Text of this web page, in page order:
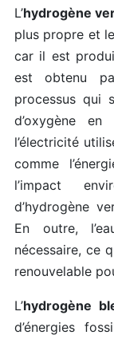
L’hydrogène
plus propre et
car il est
est obtenu
processus qui
d’oxygène
l’électricité
comme
l’impact
d’hydrogène
En outre,
nécessaire, ce
renouvelable
L’hydrogène
d’énergies